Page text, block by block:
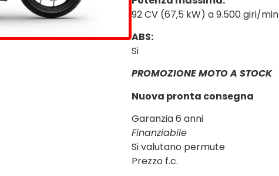
92 CV (67,5 kW) a 9.500 giri/min
ABS:
Si
PROMOZIONE MOTO A STOCK
Nuova pronta consegna
Garanzia 6 anni
Finanziabile
Si valutano permute
Prezzo f.c.